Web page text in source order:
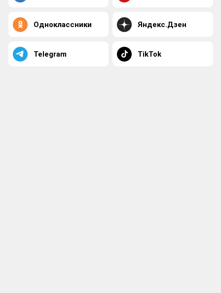
Одноклассники Яндекс.Дзен
Telegram TikTok